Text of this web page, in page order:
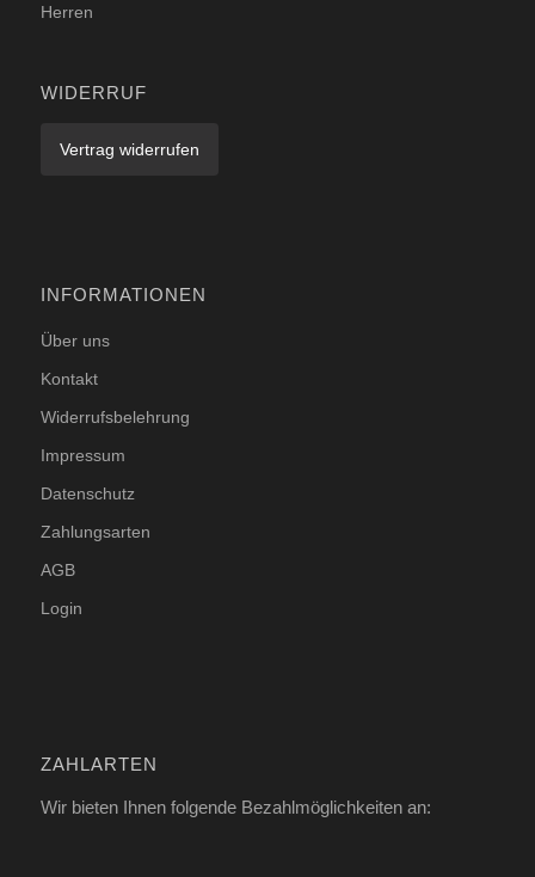
Herren
WIDERRUF
Vertrag widerrufen
INFORMATIONEN
Über uns
Kontakt
Widerrufsbelehrung
Impressum
Datenschutz
Zahlungsarten
AGB
Login
ZAHLARTEN
Wir bieten Ihnen folgende Bezahlmöglichkeiten an: